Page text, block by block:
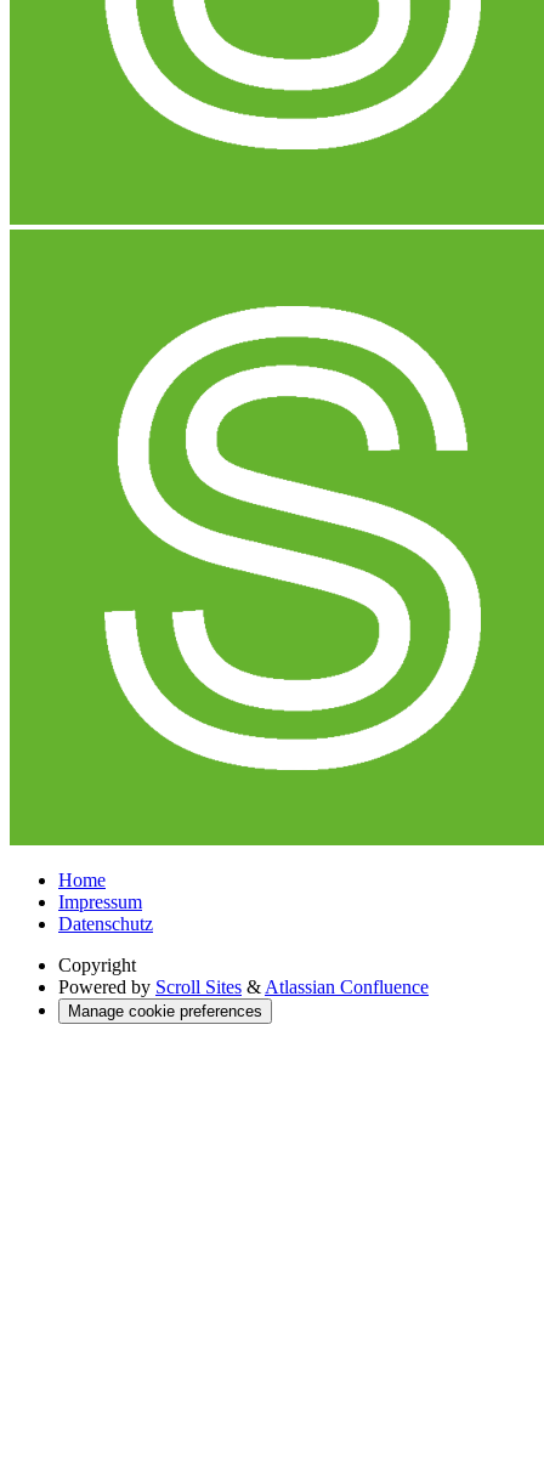
Home
Impressum
Datenschutz
Copyright
Powered by Scroll Sites & Atlassian Confluence
Manage cookie preferences